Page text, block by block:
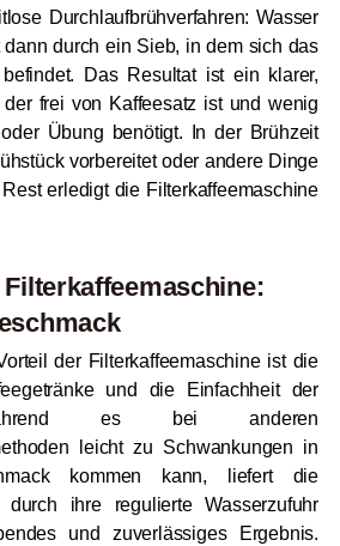
Durchlaufbrühverfahren: Wasser
dann durch ein Sieb, in dem sich das
Das Resultat ist ein klarer,
der frei von Kaffeesatz ist und wenig
Übung benötigt. In der Brühzeit
vorbereitet oder andere Dinge
erledigt die Filterkaffeemaschine
der Filterkaffeemaschine ist die
und die Einfachheit der
es bei anderen
leicht zu Schwankungen in
kommen kann, liefert die
durch ihre regulierte Wasserzufuhr
und zuverlässiges Ergebnis.